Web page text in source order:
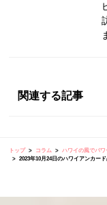
関連する記事
トップ コラム
ハワイの風でパ
2023年10月24日のハワイアンカー